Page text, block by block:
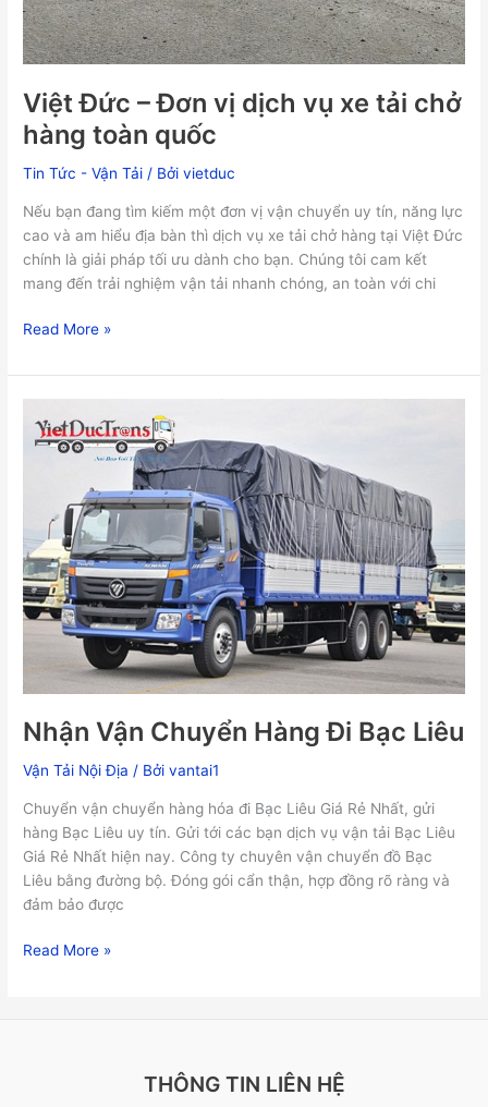
Việt Đức – Đơn vị dịch vụ xe tải chở
hàng toàn quốc
Tin Tức - Vận Tải / Bởivietduc
Nếu bạn đang tìm kiếm một đơn vị vận chuyển uy tín, năng lực
cao và am hiểu địa bàn thì dịch vụ xe tải chở hàng tại Việt Đức
chính là giải pháp tối ưu dành cho bạn. Chúng tôi cam kết
mang đến trải nghiệm vận tải nhanh chóng, an toàn với chi
Read More »
Nhận Vận Chuyển Hàng Đi Bạc Liêu
Vận Tải Nội Địa / Bởivantai1
Chuyển vận chuyển hàng hóa đi Bạc Liêu Giá Rẻ Nhất, gửi
hàng Bạc Liêu uy tín. Gửi tới các bạn dịch vụ vận tải Bạc Liêu
Giá Rẻ Nhất hiện nay. Công ty chuyên vận chuyển đồ Bạc
Liêu bằng đường bộ. Đóng gói cẩn thận, hợp đồng rõ ràng và
đảm bảo được
Vận
Chuyển
Bạc
Liêu
Read More »
THÔNG TIN LIÊN HỆ